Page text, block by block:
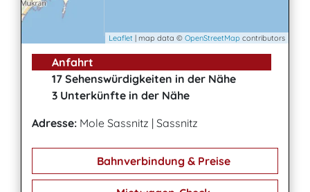
Leaflet | map data © OpenStreetMap contributors
Anfahrt
17 Sehenswürdigkeiten in der Nähe
3 Unterkünfte in der Nähe
Adresse: Mole Sassnitz | Sassnitz
Bahnverbindung & Preise